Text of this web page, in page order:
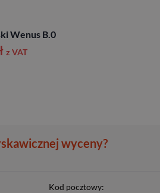
Wenus B.0
z VAT
wyceny?
Kod pocztowy: